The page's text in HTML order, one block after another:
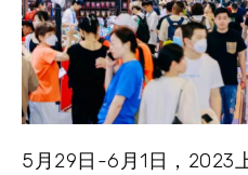
5月29日-6月1日，2023